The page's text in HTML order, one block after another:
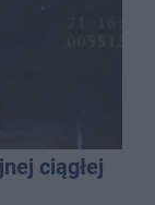
ciągłej